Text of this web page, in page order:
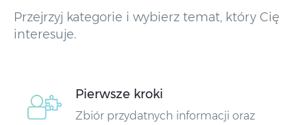
Przejrzyj kategorie i wybierz temat, który Cię
interesuje.
Pierwsze kroki
Zbiór przydatnych informacji oraz